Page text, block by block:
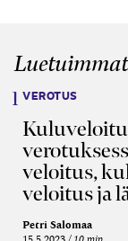
Luetuimmat
VEROTUS
veloitus,
veloitus ja
Petri Salomaa